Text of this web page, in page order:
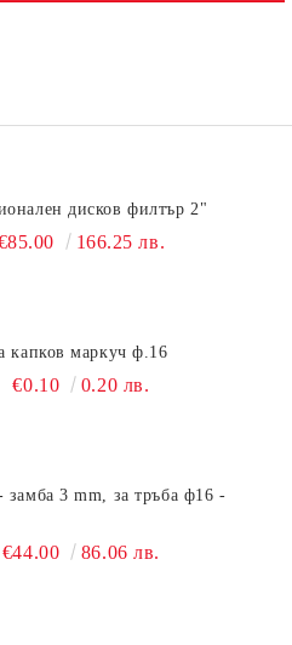
дисков филтър 2"
166.25 лв.
капков маркуч ф.16
€0.10 0.20 лв.
3 mm, за тръба ф16 -
€44.00 86.06 лв.